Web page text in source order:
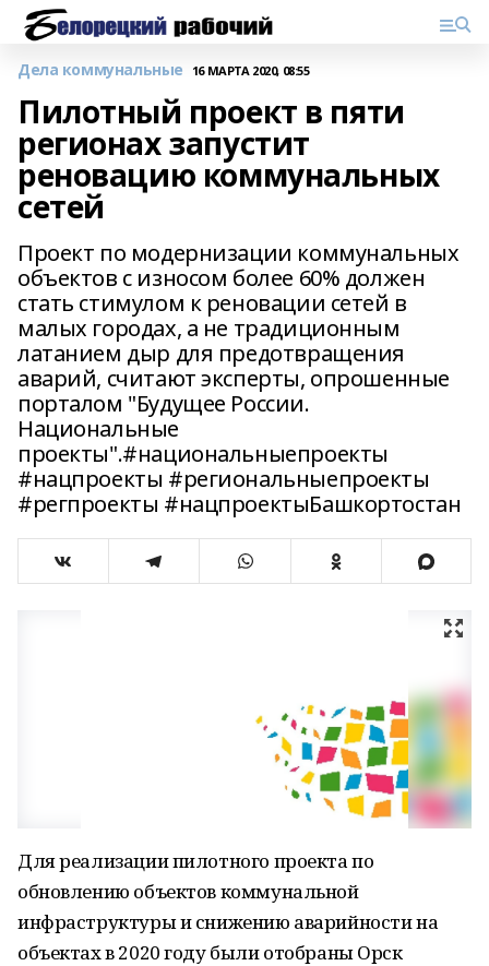
Дела коммунальные 16 МАРТА 2020, 08:55
Пилотный проект в пяти
регионах запустит
реновацию коммунальных
сетей
Проект по модернизации коммунальных
объектов с износом более 60% должен
стать стимулом к реновации сетей в
малых городах, а не традиционным
латанием дыр для предотвращения
аварий, считают эксперты, опрошенные
порталом "Будущее России.
Национальные
проекты".#национальныепроекты
#нацпроекты #региональныепроекты
#регпроекты #нацпроектыБашкортостан
Для реализации пилотного проекта по
обновлению объектов коммунальной
инфраструктуры и снижению аварийности на
объектах в 2020 году были отобраны Орск